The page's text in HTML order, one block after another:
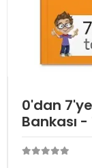
0'dan 7'ye
Bankası -